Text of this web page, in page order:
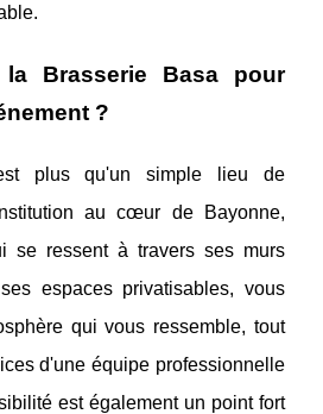
Brasserie Basa pour
?
plus qu'un simple lieu de
au cœur de Bayonne,
se ressent à travers ses murs
espaces privatisables, vous
qui vous ressemble, tout
d'une équipe professionnelle
est également un point fort